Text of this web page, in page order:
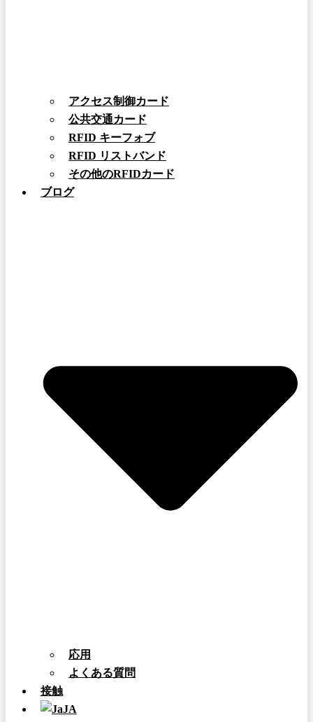
アクセス制御カード
公共交通カード
RFID キーフォブ
RFID リストバンド
その他のRFIDカード
ブログ
応用
よくある質問
接触
JA